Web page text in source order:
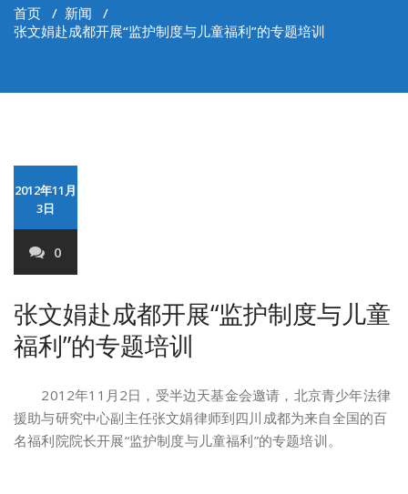
首页 / 新闻 /
张文娟赴成都开展“监护制度与儿童福利”的专题培训
2012年11月
3日
0
张文娟赴成都开展“监护制度与儿童
福利”的专题培训
2012年11月2日，受半边天基金会邀请，北京青少年法律
援助与研究中心副主任张文娟律师到四川成都为来自全国的百
名福利院院长开展“监护制度与儿童福利”的专题培训。